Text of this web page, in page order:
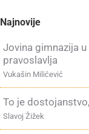
Najnovije
Jovina gimnazija
pravoslavlja
Vukašin Milićević
To je
Slavoj Žižek